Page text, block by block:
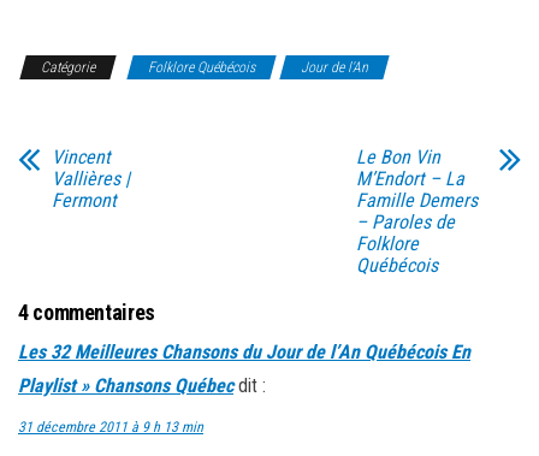
Catégorie Folklore Québécois Jour de l'An
Vincent
Vallières |
Fermont
Le Bon Vin
M’Endort – La
Famille Demers
– Paroles de
Folklore
Québécois
4 commentaires
Les 32 Meilleures Chansons du Jour de l’An Québécois En
Playlist » Chansons Québec dit :
31 décembre 2011 à 9 h 13 min